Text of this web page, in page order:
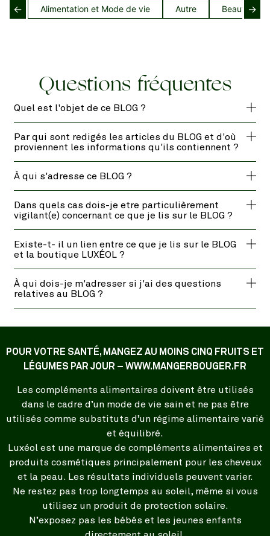
← Alimentation et Mode de vie Autre Beauté→
Questions fréquentes
Quel est l'objet de ce BLOG ?
Par qui sont redigés les articles du BLOG et d'où
proviennent les informations qu'ils contiennent ?
À qui s'adresse ce BLOG ?
Dans quels cas dois-je etre particulièrement
vigilant(e) concernant ce que je lis sur le BLOG ?
Existe-t- il un lien entre ce que je lis sur le BLOG
et la boutique LUXÉOL ?
À qui dois-je m'adresser si j'ai des questions
relatives au BLOG ?
POUR VOTRE SANTÉ, MANGEZ AU MOINS CINQ FRUITS ET
LÉGUMES PAR JOUR – WWW.MANGERBOUGER.FR
Les compléments alimentaires doivent être utilisés
dans le cadre d’un mode de vie sain et ne pas être
utilisés comme substituts d’un régime alimentaire varié
et équilibré.
Luxéol est une marque de compléments alimentaires et
produits cosmétiques principalement pour les cheveux
et la peau. Les résultats individuels peuvent varier.
Ne restez pas trop longtemps au soleil, même si vous
utilisez un produit de protection solaire.
N’exposez pas les bébés et les jeunes enfants